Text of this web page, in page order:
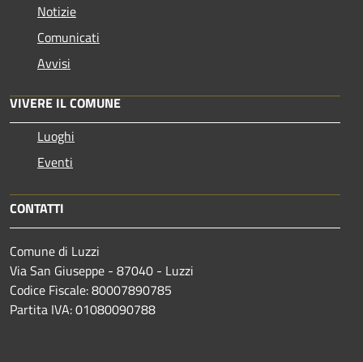
Notizie
Comunicati
Avvisi
VIVERE IL COMUNE
Luoghi
Eventi
CONTATTI
Comune di Luzzi
Via San Giuseppe - 87040 - Luzzi
Codice Fiscale: 80007890785
Partita IVA: 01080090788